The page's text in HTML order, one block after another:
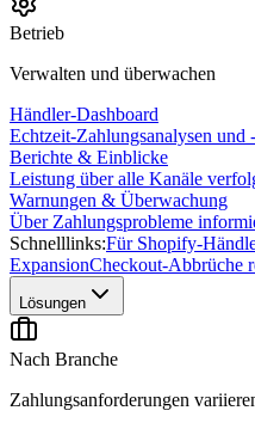
Betrieb
Verwalten und überwachen
Händler-Dashboard
Echtzeit-Zahlungsanalysen und
Berichte & Einblicke
Leistung über alle Kanäle
Warnungen & Überwachung
Über Zahlungsprobleme
Schnelllinks:Für Shopify-
ExpansionCheckout-Abbrüche
Lösungen
Nach Branche
Zahlungsanforderungen